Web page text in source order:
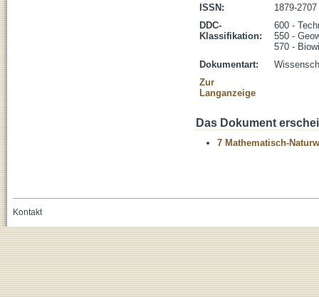
ISSN:
1879-2707
DDC-
Klassifikation:
600 -
550 -
570 -
Dokumentart:
Zur
Langanzeige
Das Dokument
7 Mathematisch-
Kontakt